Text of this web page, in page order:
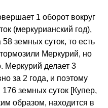
1 оборот вокруг
(меркурианский год),
земных суток, то есть
Меркурий, но
Меркурий делает 3
за 2 года, и поэтому
земных суток [Купер,
образом, находится в